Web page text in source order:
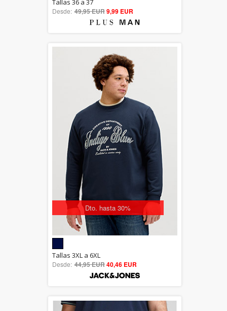
out of 5
Desde: 49,95 EUR9,99 EUR
Dto. hasta 30%
5.00
out of 5
Tallas 3XL a 6XL
Desde: 44,95 EUR40,46 EUR